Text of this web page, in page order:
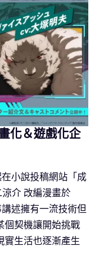
化＆遊戲化企
小說投稿網站「成
介 改編漫畫於
述擁有一流技術但
個契機讓開始挑戰
實生活也逐漸產生